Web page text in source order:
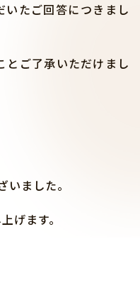
いたご回答につきまし
とご了承いただけまし
ました。
げます。